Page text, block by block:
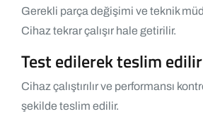
Gerekli parça değişimi ve teknik
Cihaz tekrar çalışır hale getirilir.
Test edilerek teslim edilir
Cihaz çalıştırılır ve performansı
şekilde teslim edilir.